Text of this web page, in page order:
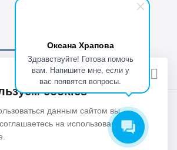
Оксана Храпова
Здравствуйте! Готова помочь
вам. Напишите мне, если у
вас появятся вопросы.
НА НОВОСТИ
ООО “Сертек”, оборудование
и измерений.
обработки персональных данных
cookies
данным сайтом вы
на использование